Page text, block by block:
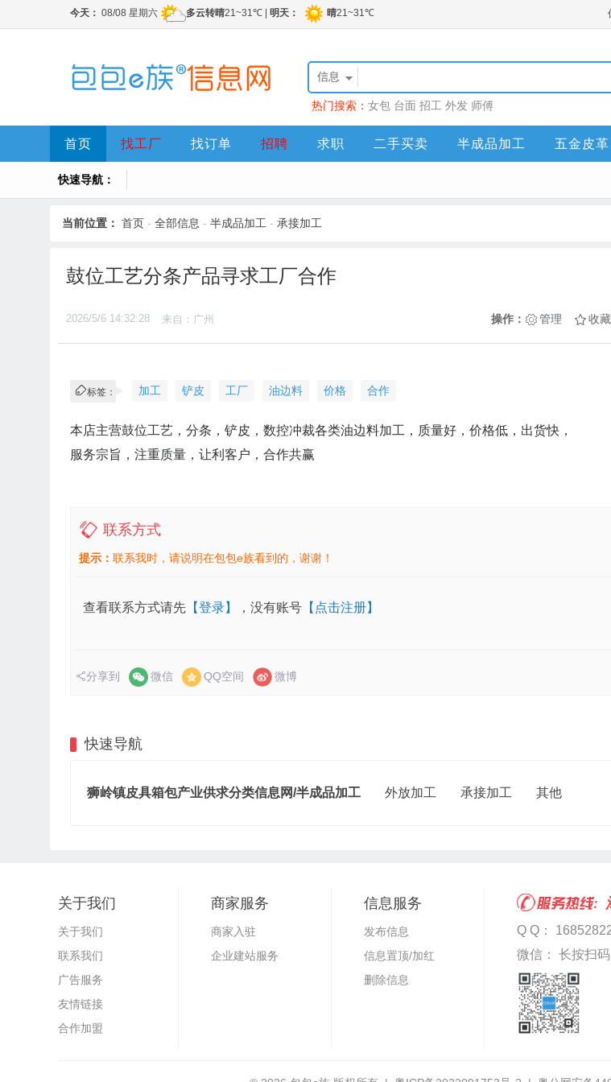
信息
热门搜索： 女包 台面 招工 外发 师傅
首页 找工厂 找订单 招聘 求职 二手买卖 半成品加工 五金皮革
快速导航：
当前位置： 首页 - 全部信息 - 半成品加工 - 承接加工
鼓位工艺分条产品寻求工厂合作
2026/5/6 14:32:28 来自：广州 操作： 管理 收藏
标签： 加工 铲皮 工厂 油边料 价格 合作
本店主营鼓位工艺，分条，铲皮，数控冲裁各类油边料加工，质量好，价格低，出货快，
服务宗旨，注重质量，让利客户，合作共赢
联系方式
提示： 联系我时，请说明在包包e族看到的，谢谢！
查看联系方式请先 【登录】 ，没有账号 【点击注册】
分享到 微信 QQ空间 微博
快速导航
狮岭镇皮具箱包产业供求分类信息网/半成品加工 外放加工 承接加工 其他
关于我们
关于我们
联系我们
广告服务
友情链接
合作加盟
商家服务
商家入驻
企业建站服务
信息服务
发布信息
信息置顶/加红
删除信息
Q Q：
微信： 长按扫